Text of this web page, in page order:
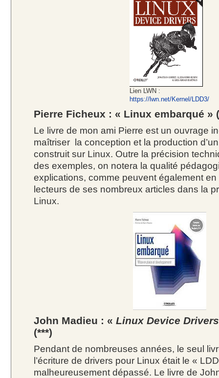
Lien LWN :
https://lwn.net/Kernel/LDD3/
Pierre Ficheux : « Linux embarqué »
Le livre de mon ami Pierre est un ouvrage
maîtriser la conception et la production
construit sur Linux. Outre la précision
des exemples, on notera la qualité
explications, comme peuvent également
lecteurs de ses nombreux articles dans la
Linux.
John Madieu : « Linux Device
(***)
Pendant de nombreuses années, le seul
l’écriture de drivers pour Linux était le «
malheureusement dépassé. Le livre de